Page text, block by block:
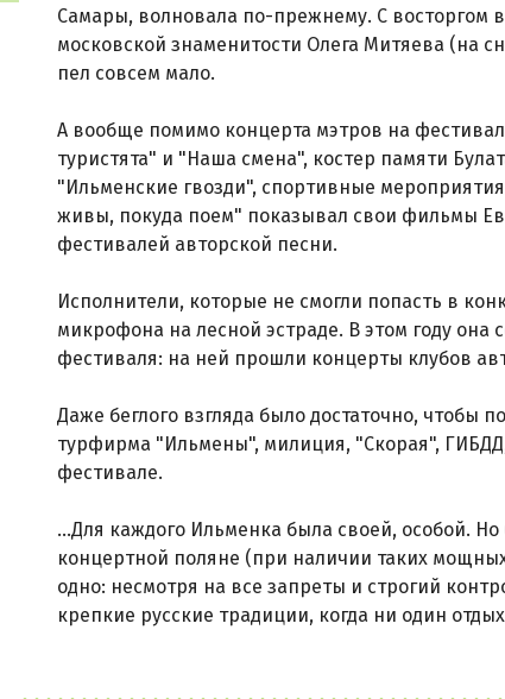
Самары, волновала по-прежнему. С восторгом
московской знаменитости Олега Митяева (на
пел совсем мало.
А вообще помимо концерта мэтров на
туристята" и "Наша смена", костер памяти
"Ильменские гвозди", спортивные
живы, покуда поем" показывал свои фильмы
фестивалей авторской песни.
Исполнители, которые не смогли попасть в
микрофона на лесной эстраде. В этом году
фестиваля: на ней прошли концерты клубов
Даже беглого взгляда было достаточно, чтобы
турфирма "Ильмены", милиция, "Скорая",
фестивале.
...Для каждого Ильменка была своей, особой.
концертной поляне (при наличии таких
одно: несмотря на все запреты и строгий
крепкие русские традиции, когда ни один